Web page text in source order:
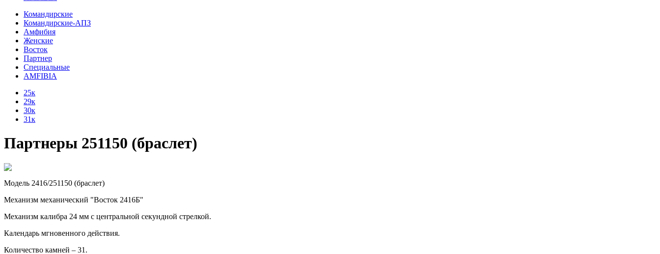
Командирские
Командирские-АПЗ
Амфибия
Женские
Восток
Партнер
Специальные
AMFIBIA
25к
29к
30к
31к
Партнеры 251150 (браслет)
Модель 2416/251150 (браслет)
Механизм механический "Восток 2416Б"
Механизм калибра 24 мм с центральной секундной стрелкой.
Календарь мгновенного действия.
Количество камней – 31.